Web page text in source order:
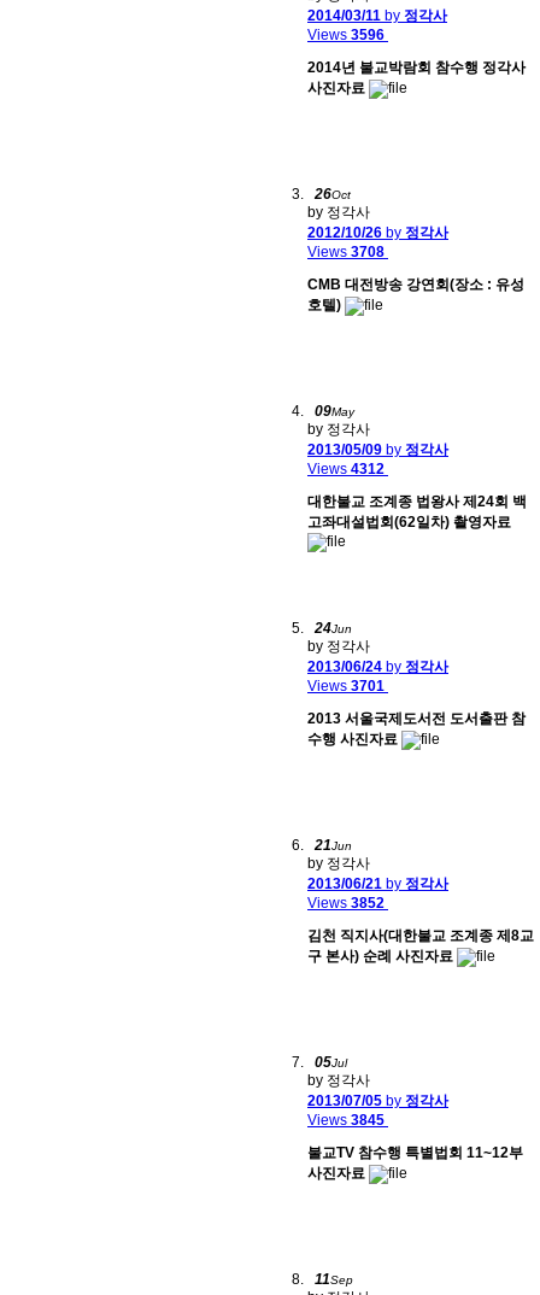
2014/03/11 by 정각사
Views 3596
2014년 불교박람회 참수행 정각사
사진자료
26Oct
by 정각사
2012/10/26 by 정각사
Views 3708
CMB 대전방송 강연회(장소 : 유성
호텔)
09May
by 정각사
2013/05/09 by 정각사
Views 4312
대한불교 조계종 법왕사 제24회 백
고좌대설법회(62일차) 촬영자료
24Jun
by 정각사
2013/06/24 by 정각사
Views 3701
2013 서울국제도서전 도서출판 참
수행 사진자료
21Jun
by 정각사
2013/06/21 by 정각사
Views 3852
김천 직지사(대한불교 조계종 제8교
구 본사) 순례 사진자료
05Jul
by 정각사
2013/07/05 by 정각사
Views 3845
불교TV 참수행 특별법회 11~12부
사진자료
11Sep